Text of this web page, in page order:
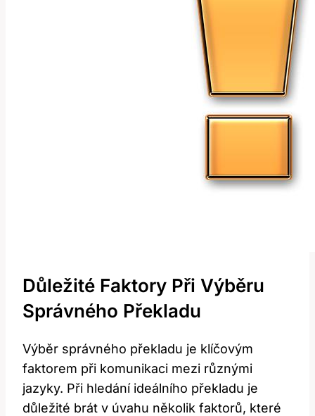
Důležité Faktory⁤ Při ⁣výběru
Správného Překladu
Výběr správného překladu⁤ je klíčovým
faktorem při komunikaci mezi různými
jazyky. Při hledání ideálního ​překladu je
důležité‌ brát v úvahu ‍několik faktorů, které